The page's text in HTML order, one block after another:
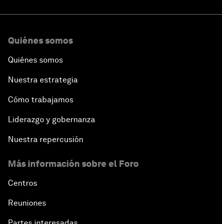
Quiénes somos
Quiénes somos
Nuestra estrategia
Cómo trabajamos
Liderazgo y gobernanza
Nuestra repercusión
Más información sobre el Foro
Centros
Reuniones